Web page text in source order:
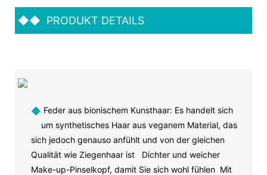
◆◆ PRODUKT DETAILS
◆ Feder aus bionischem Kunsthaar: Es handelt sich
um synthetisches Haar aus veganem Material, das
sich jedoch genauso anfühlt und von der gleichen
Qualität wie Ziegenhaar ist Dichter und weicher
Make-up-Pinselkopf, damit Sie sich wohl fühlen Mit